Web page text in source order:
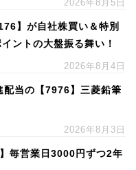
2026年8月5日
】が自社株買い＆特別
ントの大盤振る舞い！
2026年8月4日
配当の【7976】三菱鉛筆
2026年8月3日
毎営業日3000円ずつ2年